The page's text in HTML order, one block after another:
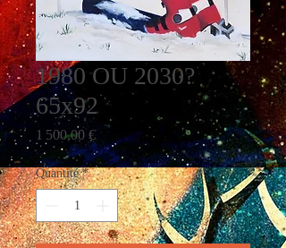
1980 OU 2030?
65x92
1 500,00 €Prix
Quantité *